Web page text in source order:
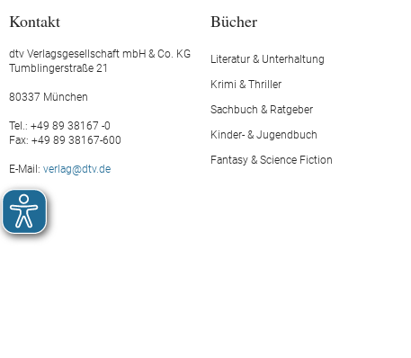
Kontakt
dtv Verlagsgesellschaft mbH & Co. KG
Tumblingerstraße 21
80337 München
Tel.: +49 89 38167 -0
Fax: +49 89 38167-600
E-Mail: verlag@dtv.de
Bücher
Literatur & Unterhaltung
Krimi & Thriller
Sachbuch & Ratgeber
Kinder- & Jugendbuch
Fantasy & Science Fiction